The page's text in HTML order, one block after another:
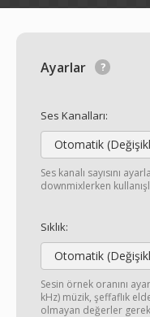
Ayarlar
Ses Kanalları:
Otomatik
Ses kanalı sayısını
downmixlerken
Sıklık:
Otomatik
Sesin örnek oranını
kHz) müzik, şeffaflık
olmayan değerler